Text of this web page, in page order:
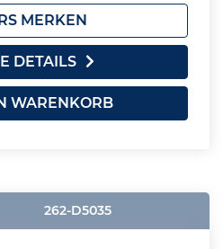
MERKEN
DETAILS
WARENKORB
262-D5035